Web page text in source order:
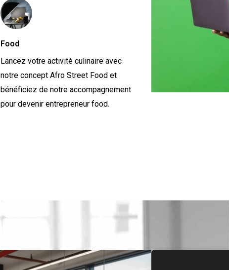
Food
Lancez votre activité culinaire avec
notre concept Afro Street Food et
bénéficiez de notre accompagnement
pour devenir entrepreneur food.